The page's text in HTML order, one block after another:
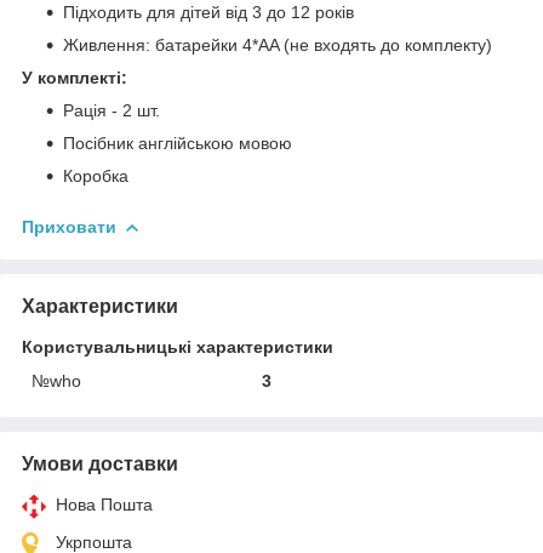
Підходить для дітей від 3 до 12 років
Живлення: батарейки 4*AA (не входять до комплекту)
У комплекті:
Рація - 2 шт.
Посібник англійською мовою
Коробка
Приховати
Характеристики
Користувальницькі характеристики
№who
3
Умови доставки
Нова Пошта
Укрпошта